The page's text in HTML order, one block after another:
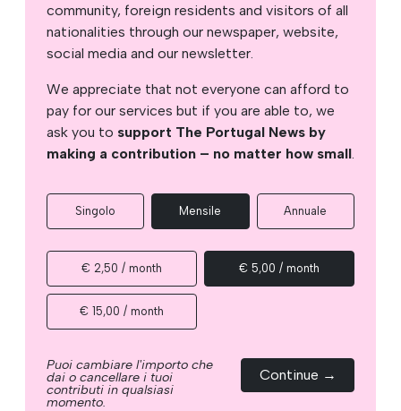
community, foreign residents and visitors of all
nationalities through our newspaper, website,
social media and our newsletter.
We appreciate that not everyone can afford to
pay for our services but if you are able to, we
ask you to support The Portugal News by
making a contribution – no matter how small.
Singolo Mensile Annuale
€ 2,50 / month € 5,00 / month
€ 15,00 / month
Puoi cambiare l'importo che
dai o cancellare i tuoi
contributi in qualsiasi
momento.
Continue →